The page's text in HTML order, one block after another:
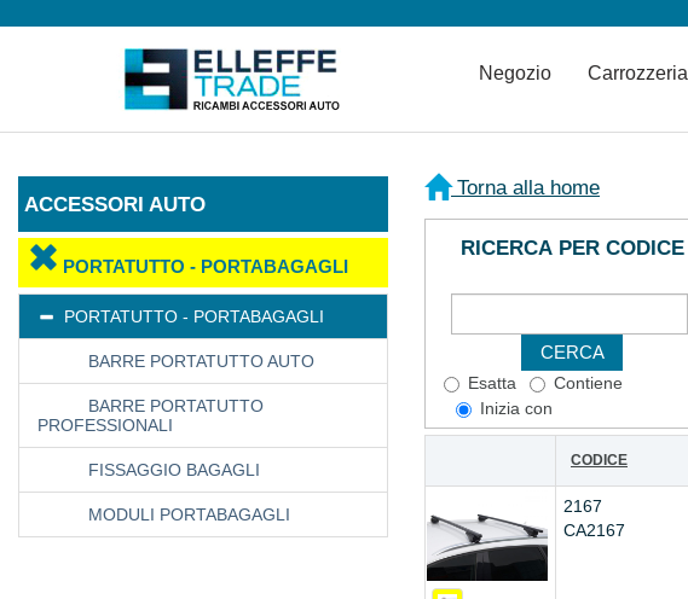
Negozio Carrozzeria
ACCESSORI AUTO
PORTATUTTO - PORTABAGAGLI
PORTATUTTO - PORTABAGAGLI
BARRE PORTATUTTO AUTO
BARRE PORTATUTTO
PROFESSIONALI
FISSAGGIO BAGAGLI
MODULI PORTABAGAGLI
Torna alla home
RICERCA PER CODICE
Esatta
Contiene
Inizia con
CODICE
2167
CA2167